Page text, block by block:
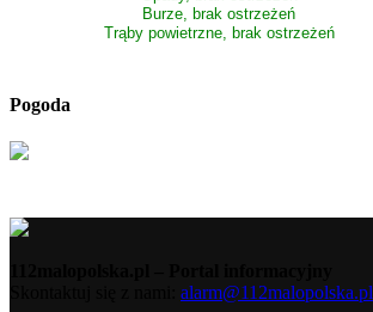
Burze, brak ostrzeżeń
Trąby powietrzne, brak ostrzeżeń
Pogoda
alarm@112malopolska.pl